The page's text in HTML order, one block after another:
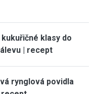
klasy do
| recept
rynglová povidla